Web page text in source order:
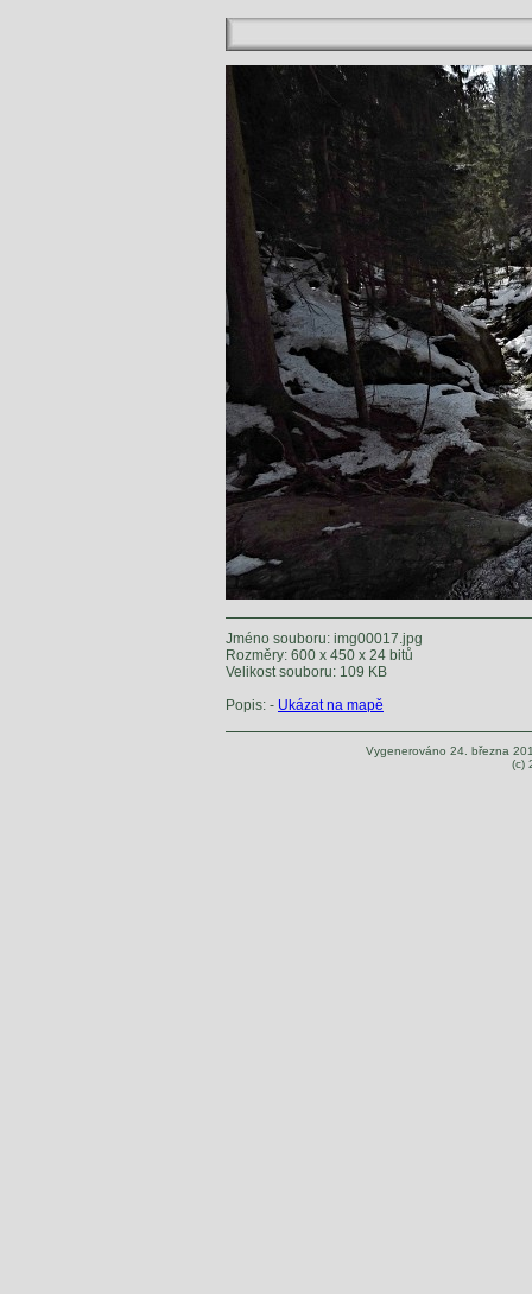
Jméno souboru: img00017.jpg
Rozměry: 600 x 450 x 24 bitů
Velikost souboru: 109 KB
Popis: - Ukázat na mapě
Vygenerováno 24. března
(c)